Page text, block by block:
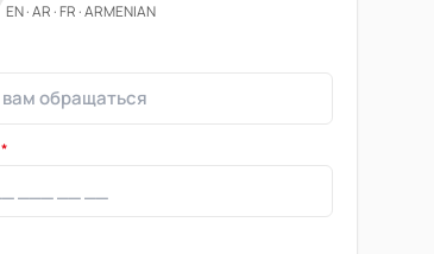
EN · AR · FR · ARMENIAN
*